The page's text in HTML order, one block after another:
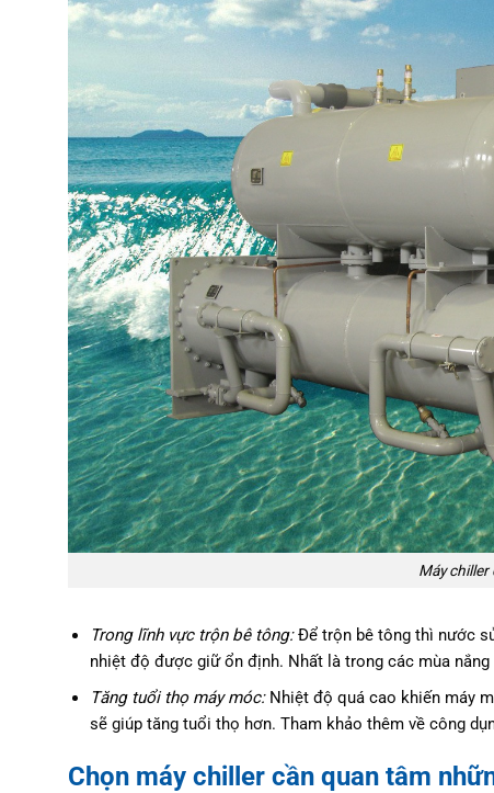
Máy
Trong lĩnh vực trộn bê tông:Để trộn bê tông thì nước
nhiệt độ được giữ ổn định. Nhất là trong các mùa
Tăng tuổi thọ máy móc:Nhiệt độ quá cao khiến máy
sẽ giúp tăng tuổi thọ hơn. Tham khảo thêm về công
Chọn máy chiller cần quan tâm